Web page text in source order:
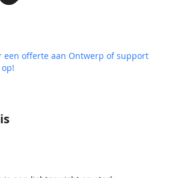
een offerte aan Ontwerp of support